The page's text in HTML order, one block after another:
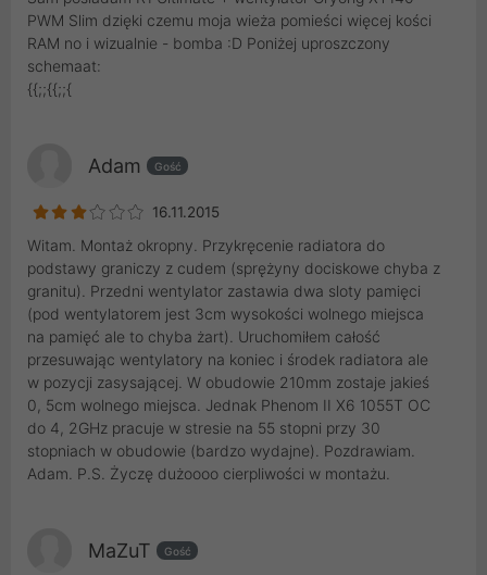
PWM Slim dzięki czemu moja wieża pomieści więcej kości
RAM no i wizualnie - bomba :D Poniżej uproszczony
schemaat:
{{;;{{;;{
Adam Gość
16.11.2015
Witam. Montaż okropny. Przykręcenie radiatora do
podstawy graniczy z cudem (sprężyny dociskowe chyba z
granitu). Przedni wentylator zastawia dwa sloty pamięci
(pod wentylatorem jest 3cm wysokości wolnego miejsca
na pamięć ale to chyba żart). Uruchomiłem całość
przesuwając wentylatory na koniec i środek radiatora ale
w pozycji zasysającej. W obudowie 210mm zostaje jakieś
0, 5cm wolnego miejsca. Jednak Phenom II X6 1055T OC
do 4, 2GHz pracuje w stresie na 55 stopni przy 30
stopniach w obudowie (bardzo wydajne). Pozdrawiam.
Adam. P.S. Życzę dużoooo cierpliwości w montażu.
MaZuT Gość